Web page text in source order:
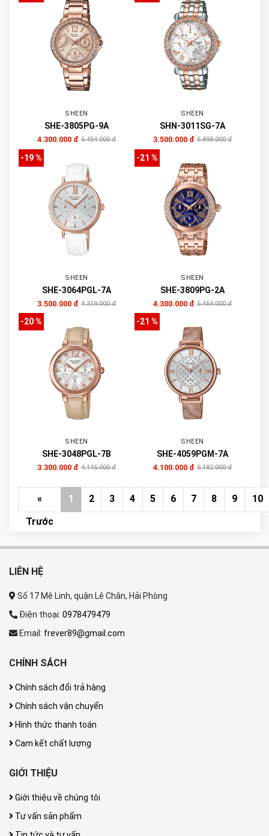
SHEEN
SHE-3805PG-9A
4.300.000 đ 5.454.000 đ
SHEEN
SHN-3011SG-7A
3.500.000 đ 5.898.000 đ
-19 %
SHEEN
SHE-3064PGL-7A
3.500.000 đ 4.319.000 đ
-21 %
SHEEN
SHE-3809PG-2A
4.300.000 đ 5.454.000 đ
-20 %
SHEEN
SHE-3048PGL-7B
3.300.000 đ 4.145.000 đ
-21 %
SHEEN
SHE-4059PGM-7A
4.100.000 đ 5.182.000 đ
«
Trước
1 2 3 4 5 6 7 8 9 10
LIÊN HỆ
Số 17 Mê Linh, quận Lê Chân, Hải Phòng
Điện thoại: 0978479479
Email: frever89@gmail.com
CHÍNH SÁCH
Chính sách đổi trả hàng
Chính sách vận chuyển
Hình thức thanh toán
Cam kết chất lượng
GIỚI THIỆU
Giới thiệu về chúng tôi
Tư vấn sản phẩm